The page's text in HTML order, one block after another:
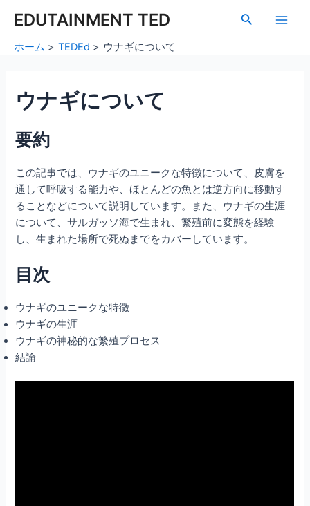
EDUTAINMENT TED
検
Main
ホーム TEDEd ウナギについて
ウナギについて
要約
この記事では、ウナギのユニークな特徴について、皮膚を
通して呼吸する能力や、ほとんどの魚とは逆方向に移動す
ることなどについて説明しています。また、ウナギの生涯
について、サルガッソ海で生まれ、繁殖前に変態を経験
し、生まれた場所で死ぬまでをカバーしています。
目次
ウナギのユニークな特徴
ウナギの生涯
ウナギの神秘的な繁殖プロセス
結論
navigation